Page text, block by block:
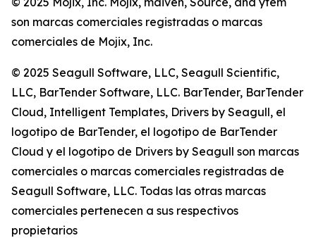
son marcas comerciales registradas o marcas
comerciales de Mojix, Inc.
© 2025 Seagull Software, LLC, Seagull Scientific,
LLC, BarTender Software, LLC. BarTender, BarTender
Cloud, Intelligent Templates, Drivers by Seagull, el
logotipo de BarTender, el logotipo de BarTender
Cloud y el logotipo de Drivers by Seagull son marcas
comerciales o marcas comerciales registradas de
Seagull Software, LLC. Todas las otras marcas
comerciales pertenecen a sus respectivos
propietarios